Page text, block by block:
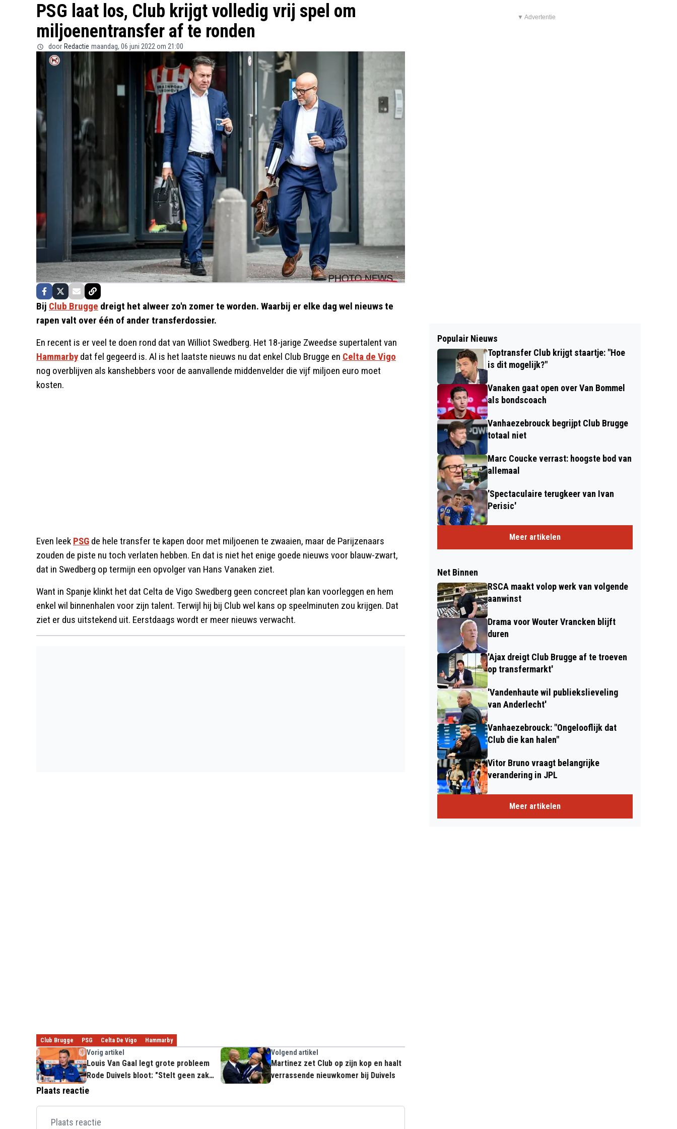
PSG laat los, Club krijgt volledig vrij spel om
miljoenentransfer af te ronden
door Redactie maandag, 06 juni 2022 om 21:00
Bij Club Brugge dreigt het alweer zo'n zomer te worden. Waarbij er elke dag wel nieuws te
rapen valt over één of ander transferdossier.
En recent is er veel te doen rond dat van Williot Swedberg. Het 18-jarige Zweedse supertalent van
Hammarby dat fel gegeerd is. Al is het laatste nieuws nu dat enkel Club Brugge en Celta de Vigo
nog overblijven als kanshebbers voor de aanvallende middenvelder die vijf miljoen euro moet
kosten.
Even leek PSG de hele transfer te kapen door met miljoenen te zwaaien, maar de Parijzenaars
zouden de piste nu toch verlaten hebben. En dat is niet het enige goede nieuws voor blauw-zwart,
dat in Swedberg op termijn een opvolger van Hans Vanaken ziet.
Want in Spanje klinkt het dat Celta de Vigo Swedberg geen concreet plan kan voorleggen en hem
enkel wil binnenhalen voor zijn talent. Terwijl hij bij Club wel kans op speelminuten zou krijgen. Dat
ziet er dus uitstekend uit. Eerstdaags wordt er meer nieuws verwacht.
Club Brugge PSG Celta De Vigo Hammarby
Vorig artikel
Louis Van Gaal legt grote probleem
Rode Duivels bloot: "Stelt geen zak
voor"
Volgend artikel
Martinez zet Club op zijn kop en haalt
verrassende nieuwkomer bij Duivels
Plaats reactie
▼ Advertentie
Populair Nieuws
Toptransfer Club krijgt staartje: "Hoe
is dit mogelijk?"
Vanaken gaat open over Van Bommel
als bondscoach
Vanhaezebrouck begrijpt Club Brugge
totaal niet
Marc Coucke verrast: hoogste bod van
allemaal
'Spectaculaire terugkeer van Ivan
Perisic'
Meer artikelen
Net Binnen
RSCA maakt volop werk van volgende
aanwinst
Drama voor Wouter Vrancken blijft
duren
'Ajax dreigt Club Brugge af te troeven
op transfermarkt'
'Vandenhaute wil publiekslieveling
van Anderlecht'
Vanhaezebrouck: "Ongelooflijk dat
Club die kan halen"
Vitor Bruno vraagt belangrijke
verandering in JPL
Meer artikelen